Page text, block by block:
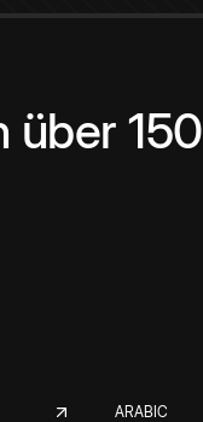
über 150
ARABIC